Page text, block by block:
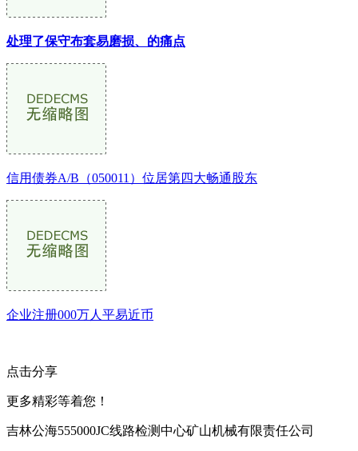
处理了保守布套易磨损、的痛点
信用债券A/B（050011）位居第四大畅通股东
企业注册000万人平易近币
点击分享
更多精彩等着您！
吉林公海555000JC线路检测中心矿山机械有限责任公司